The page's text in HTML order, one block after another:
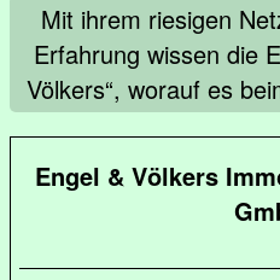
Mit ihrem riesigen
Erfahrung wissen die
Völkers“, worauf es
Engel & Völkers